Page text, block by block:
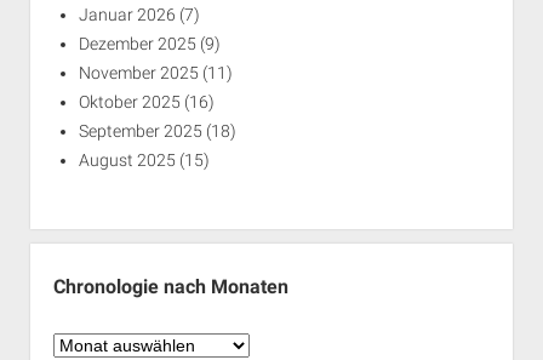
Januar 2026 (7)
Dezember 2025 (9)
November 2025 (11)
Oktober 2025 (16)
September 2025 (18)
August 2025 (15)
Chronologie nach Monaten
Chronologie